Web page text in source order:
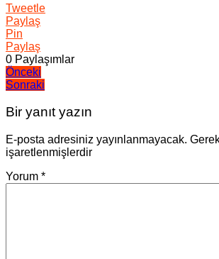
Tweetle
Paylaş
Pin
Paylaş
0 Paylaşımlar
Yazı
gezinmesi
Önceki
Sonraki
Bir yanıt yazın
E-posta adresiniz yayınlanmayacak.
işaretlenmişlerdir
Yorum *